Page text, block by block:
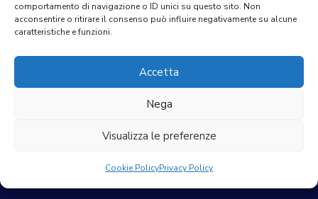
comportamento di navigazione o ID unici su questo sito. Non
acconsentire o ritirare il consenso può influire negativamente su alcune
caratteristiche e funzioni.
Accetta
Nega
Visualizza le preferenze
Cookie PolicyPrivacy Policy
Via E. de Amicis 53 20123, Milan
p.iva 04257280968
Copyright © 2026
Powered by